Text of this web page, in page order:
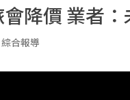
降價 業者
綜合報導